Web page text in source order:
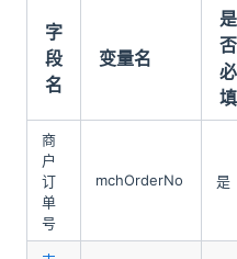
字
段
名
变量名
是
否
必
填
商
户
订
单
号
mchOrderNo 是